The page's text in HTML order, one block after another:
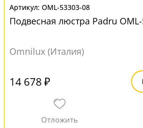
OML-53303-08
Подвесная люстра Padru
Omnilux (Италия)
14 678 ₽